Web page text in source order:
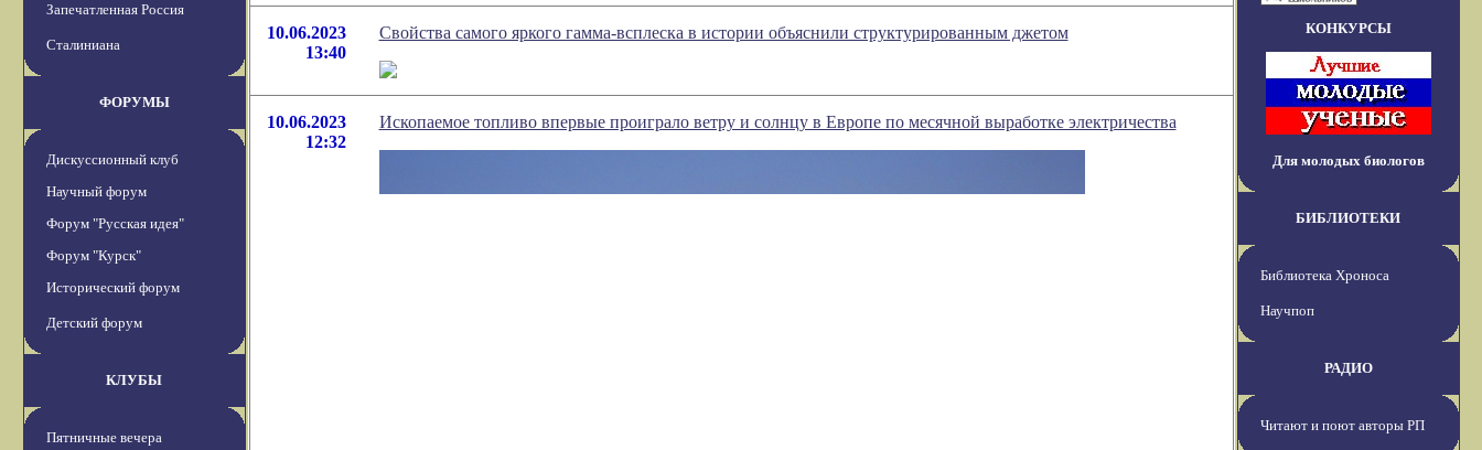
Запечатленная Россия
Сталиниана
ФОРУМЫ
Дискуссионный клуб
Научный форум
Форум "Русская идея"
Форум "Курск"
Исторический форум
Детский форум
КЛУБЫ
Пятничные вечера
10.06.2023
13:40
Свойства самого яркого гамма-всплеска в истории объяснили структурированным джетом
10.06.2023
12:32
Ископаемое топливо впервые проиграло ветру и солнцу в Европе по месячной выработке электричества
КОНКУРСЫ
Для молодых биологов
БИБЛИОТЕКИ
Библиотека Хроноса
Научпоп
РАДИО
Читают и поют авторы РП